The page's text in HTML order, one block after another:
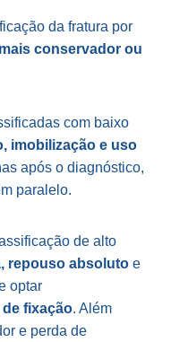
da fratura por
conservador ou
com baixo
imobilização e uso
após o diagnóstico,
paralelo.
de alto
repouso absoluto e
optar
fixação. Além
e perda de